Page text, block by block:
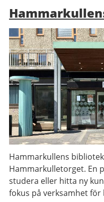
Hammarkullens
Hammarkulletorget. En
studera eller hitta ny
fokus på verksamhet för